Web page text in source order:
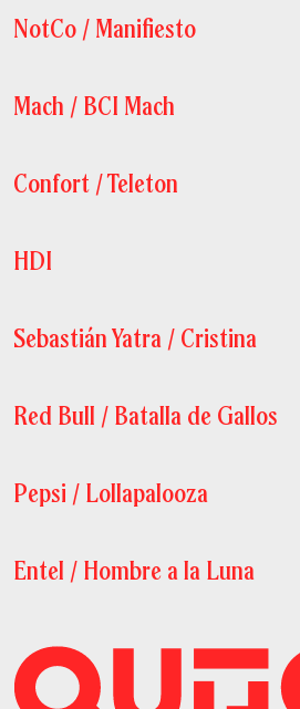
NotCo / Manifiesto
Mach / BCI Mach
Confort / Teleton
HDI
Sebastián Yatra / Cristina
Red Bull / Batalla de Gallos
Pepsi / Lollapalooza
Entel / Hombre a la Luna